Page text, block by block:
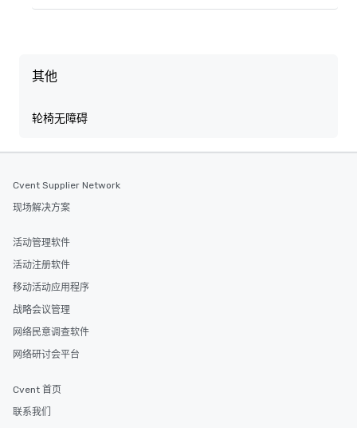
其他
轮椅无障碍
Cvent Supplier Network
现场解决方案
活动管理软件
活动注册软件
移动活动应用程序
战略会议管理
网络民意调查软件
网络研讨会平台
Cvent 首页
联系我们